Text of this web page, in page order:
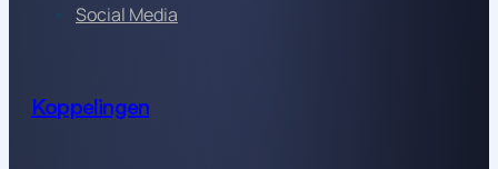
Social Media
Koppelingen